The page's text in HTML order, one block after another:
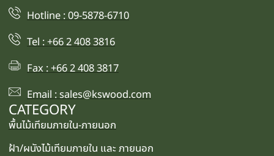
Hotline : 09-5878-6710
Tel : +66 2 408 3816
Fax : +66 2 408 3817
Email : sales@kswood.com
CATEGORY
พื้นไม้เทียมภายใน-ภายนอก
ฝ้า/ผนังไม้เทียมภายใน และ ภายนอก